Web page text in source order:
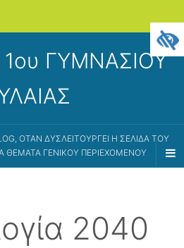
1ου ΓΥΜΝΑΣΙΟΥ
ΌΤΑΝ ΔΥΣΛΕΙΤΟΥΡΓΕΊ Η ΣΕΛΊΔΑ ΤΟΥ
ΘΈΜΑΤΑ ΓΕΝΙΚΟΎ ΠΕΡΙΕΧΟΜΈΝΟΥ
2040